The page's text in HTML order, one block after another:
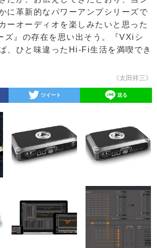
に革新的なパワーアンプシリーズで
ーオーディオを楽しみたいと思った
ズ』の存在を思い出そう。『VXiシ
、ひと味違ったHi-Fi生活を満喫でき
《太田祥三》
ツイート 送る